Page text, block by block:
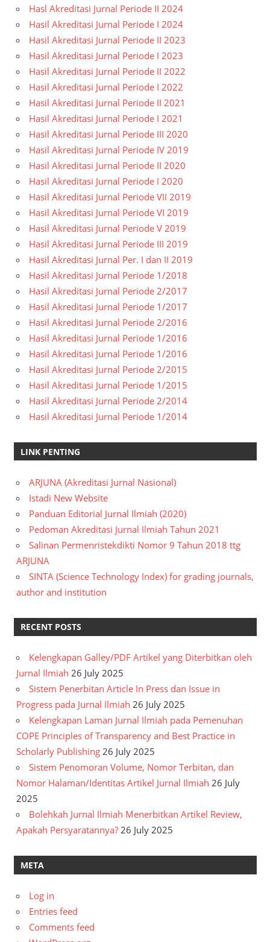
Hasl Akreditasi Jurnal Periode II 2024
Hasil Akreditasi Jurnal Periode I 2024
Hasil Akreditasi Jurnal Periode II 2023
Hasil Akreditasi Jurnal Periode I 2023
Hasil Akreditasi Jurnal Periode II 2022
Hasil Akreditasi Jurnal Periode I 2022
Hasil Akreditasi Jurnal Periode II 2021
Hasil Akreditasi Jurnal Periode I 2021
Hasil Akreditasi Jurnal Periode III 2020
Hasil Akreditasi Jurnal Periode IV 2019
Hasil Akreditasi Jurnal Periode II 2020
Hasil Akreditasi Jurnal Periode I 2020
Hasil Akreditasi Jurnal Periode VII 2019
Hasil Akreditasi Jurnal Periode VI 2019
Hasil Akreditasi Jurnal Periode V 2019
Hasil Akreditasi Jurnal Periode III 2019
Hasil Akreditasi Jurnal Per. I dan II 2019
Hasil Akreditasi Jurnal Periode 1/2018
Hasil Akreditasi Jurnal Periode 2/2017
Hasil Akreditasi Jurnal Periode 1/2017
Hasil Akreditasi Jurnal Periode 2/2016
Hasil Akreditasi Jurnal Periode 1/2016
Hasil Akreditasi Jurnal Periode 1/2016
Hasil Akreditasi Jurnal Periode 2/2015
Hasil Akreditasi Jurnal Periode 1/2015
Hasil Akreditasi Jurnal Periode 2/2014
Hasil Akreditasi Jurnal Periode 1/2014
LINK PENTING
ARJUNA (Akreditasi Jurnal Nasional)
Istadi New Website
Panduan Editorial Jurnal Ilmiah (2020)
Pedoman Akreditasi Jurnal Ilmiah Tahun 2021
Salinan Permenristekdikti Nomor 9 Tahun 2018 ttg
ARJUNA
SINTA (Science Technology Index) for grading journals,
author and institution
RECENT POSTS
Kelengkapan Galley/PDF Artikel yang Diterbitkan oleh
Jurnal Ilmiah 26 July 2025
Sistem Penerbitan Article In Press dan Issue in
Progress pada Jurnal Ilmiah 26 July 2025
Kelengkapan Laman Jurnal Ilmiah pada Pemenuhan
COPE Principles of Transparency and Best Practice in
Scholarly Publishing 26 July 2025
Sistem Penomoran Volume, Nomor Terbitan, dan
Nomor Halaman/Identitas Artikel Jurnal Ilmiah 26 July
2025
Bolehkah Jurnal Ilmiah Menerbitkan Artikel Review,
Apakah Persyaratannya? 26 July 2025
META
Log in
Entries feed
Comments feed